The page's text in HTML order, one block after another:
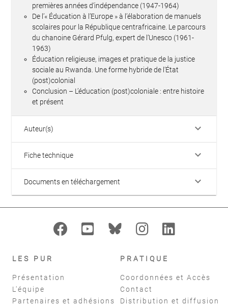
premières années d’indépendance (1947-1964)
De l’« Éducation à l’Europe » à l’élaboration de manuels
scolaires pour la République centrafricaine. Le parcours
du chanoine Gérard Pfulg, expert de l’Unesco (1961-
1963)
Éducation religieuse, images et pratique de la justice
sociale au Rwanda. Une forme hybride de l’État
(post)colonial
Conclusion – L’éducation (post)coloniale : entre histoire
et présent
Auteur(s) keyboard_arrow_down
Fiche technique keyboard_arrow_down
Documents en téléchargement keyboard_arrow_down
LES PUR
Présentation
L'équipe
Partenaires et adhésions
PRATIQUE
Coordonnées et Accès
Contact
Distribution et diffusion